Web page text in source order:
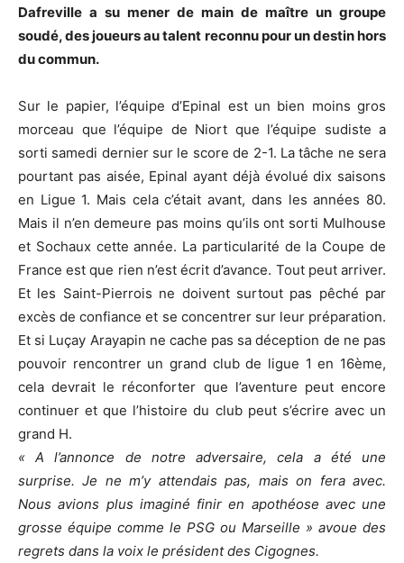
Dafreville a su mener de main de maître un groupe
soudé, des joueurs au talent reconnu pour un destin hors
du commun.
Sur le papier, l’équipe d’Epinal est un bien moins gros
morceau que l’équipe de Niort que l’équipe sudiste a
sorti samedi dernier sur le score de 2-1. La tâche ne sera
pourtant pas aisée, Epinal ayant déjà évolué dix saisons
en Ligue 1. Mais cela c’était avant, dans les années 80.
Mais il n’en demeure pas moins qu’ils ont sorti Mulhouse
et Sochaux cette année. La particularité de la Coupe de
France est que rien n’est écrit d’avance. Tout peut arriver.
Et les Saint-Pierrois ne doivent surtout pas pêché par
excès de confiance et se concentrer sur leur préparation.
Et si Luçay Arayapin ne cache pas sa déception de ne pas
pouvoir rencontrer un grand club de ligue 1 en 16ème,
cela devrait le réconforter que l’aventure peut encore
continuer et que l’histoire du club peut s’écrire avec un
grand H.
« A l’annonce de notre adversaire, cela a été une
surprise. Je ne m’y attendais pas, mais on fera avec.
Nous avions plus imaginé finir en apothéose avec une
grosse équipe comme le PSG ou Marseille » avoue des
regrets dans la voix le président des Cigognes.